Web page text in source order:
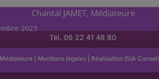
Chantal JAMET, Médiateure
2023
Tél. 06 22 41 48 80
| Mentions légales| Réalisation ISIA Conseil